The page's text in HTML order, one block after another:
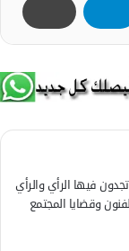
فيها الرأي والرأي
وقضايا المجتمع